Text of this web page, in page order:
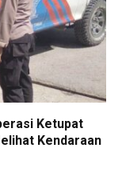
Ketupat
Kendaraan